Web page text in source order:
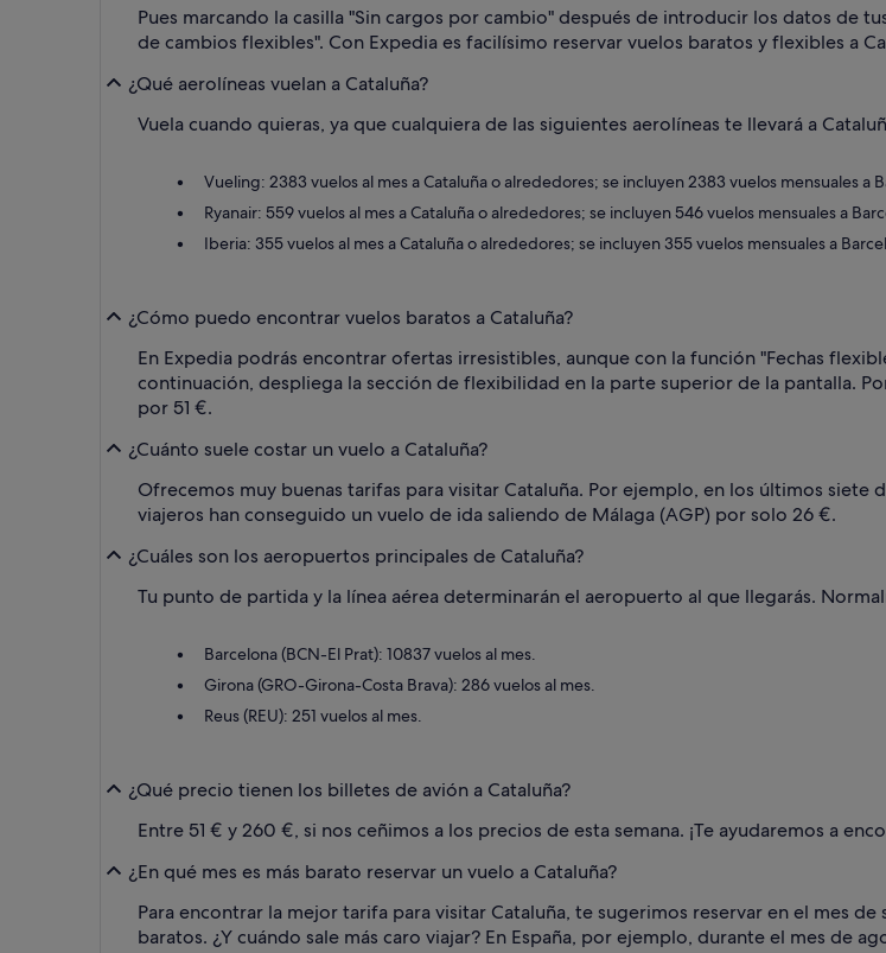
Pues marcando la casilla "Sin cargos por cambio" después de introducir los datos de
de cambios flexibles". Con Expedia es facilísimo reservar vuelos baratos y flexibles a
¿Qué aerolíneas vuelan a Cataluña?
Vuela cuando quieras, ya que cualquiera de las siguientes aerolíneas te llevará a
Vueling: 2383 vuelos al mes a Cataluña o alrededores; se incluyen 2383 vuelos mensuales a
Ryanair: 559 vuelos al mes a Cataluña o alrededores; se incluyen 546 vuelos mensuales a
Iberia: 355 vuelos al mes a Cataluña o alrededores; se incluyen 355 vuelos mensuales a
¿Cómo puedo encontrar vuelos baratos a Cataluña?
En Expedia podrás encontrar ofertas irresistibles, aunque con la función "Fechas
continuación, despliega la sección de flexibilidad en la parte superior de la pantalla.
por 51 €.
¿Cuánto suele costar un vuelo a Cataluña?
Ofrecemos muy buenas tarifas para visitar Cataluña. Por ejemplo, en los últimos
viajeros han conseguido un vuelo de ida saliendo de Málaga (AGP) por solo 26 €.
¿Cuáles son los aeropuertos principales de Cataluña?
Tu punto de partida y la línea aérea determinarán el aeropuerto al que llegarás.
Barcelona (BCN-El Prat): 10837 vuelos al mes.
Girona (GRO-Girona-Costa Brava): 286 vuelos al mes.
Reus (REU): 251 vuelos al mes.
¿Qué precio tienen los billetes de avión a Cataluña?
Entre 51 € y 260 €, si nos ceñimos a los precios de esta semana. ¡Te ayudaremos a
¿En qué mes es más barato reservar un vuelo a Cataluña?
Para encontrar la mejor tarifa para visitar Cataluña, te sugerimos reservar en el mes
baratos. ¿Y cuándo sale más caro viajar? En España, por ejemplo, durante el mes de